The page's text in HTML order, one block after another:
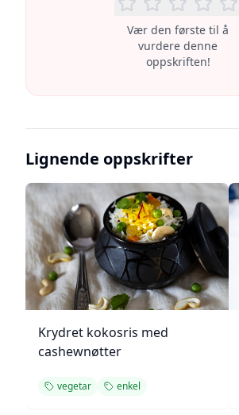
Vær den første til å
vurdere denne
oppskriften!
Lignende oppskrifter
Krydret kokosris med
cashewnøtter
vegetar enkel